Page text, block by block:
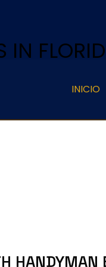
IN
INICIO
HANDYMAN